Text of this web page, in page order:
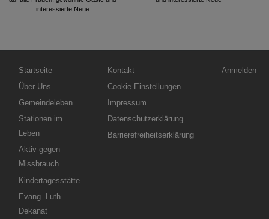
interessierte Neue
Hauptnavigation
Startseite
Über Uns
Gemeindeleben
Stationen im
Leben
Aktiv gegen
Missbrauch
Kindertagesstätte
Evang.-Luth.
Dekanat
Fußbereichsmenü
Kontakt
Cookie-Einstellungen
Impressum
Datenschutzerklärung
Barrierefreiheitserklärung
Anmelden